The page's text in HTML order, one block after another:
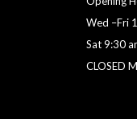
Wed –Fri
Sat 9:30
CLOSED